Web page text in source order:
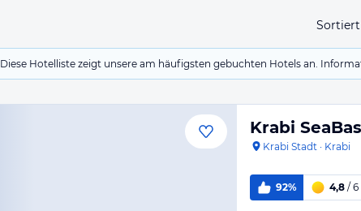
Sortiert
Diese Hotelliste zeigt unsere am häufigsten gebuchten Hotels an.
Krabi
Krabi Stadt · Krabi
92% 4,8 / 6